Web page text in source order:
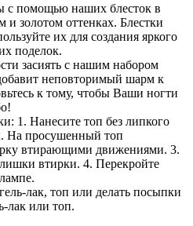
с помощью наших блесток в
и золотом оттенках. Блестки
их для создания яркого
поделок.
засиять с нашим набором
неповторимый шарм к
к тому, чтобы Ваши ногти
1. Нанесите топ без липкого
На просушенный топ
втирающими движениями. 3.
втирки. 4. Перекройте
лак, топ или делать посыпки
лак или топ.